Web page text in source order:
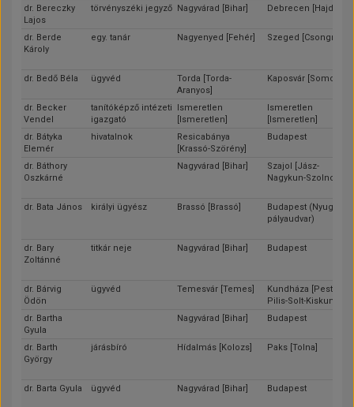
dr. Bereczky
Lajos
törvényszéki jegyző Nagyvárad [Bihar] Debrecen [Hajdú]
dr. Berde
Károly
egy. tanár Nagyenyed [Fehér] Szeged [Csongrád]
dr. Bedő Béla ügyvéd
Torda [Torda-
Aranyos]
Kaposvár [Somogy]
dr. Becker
Vendel
tanítóképző intézeti
igazgató
Ismeretlen
[Ismeretlen]
Ismeretlen
[Ismeretlen]
dr. Bátyka
Elemér
hivatalnok
Resicabánya
[Krassó-Szörény]
Budapest
dr. Báthory
Oszkárné
Nagyvárad [Bihar]
Szajol [Jász-
Nagykun-Szolnok]
dr. Bata János királyi ügyész Brassó [Brassó]
Budapest (Nyugati
pályaudvar)
dr. Bary
Zoltánné
titkár neje Nagyvárad [Bihar] Budapest
dr. Bárvig
Ödön
ügyvéd Temesvár [Temes]
Kundháza [Pest-
Pilis-Solt-Kiskun]
dr. Bartha
Gyula
Nagyvárad [Bihar] Budapest
dr. Barth
György
járásbíró Hídalmás [Kolozs] Paks [Tolna]
dr. Barta Gyula ügyvéd Nagyvárad [Bihar] Budapest